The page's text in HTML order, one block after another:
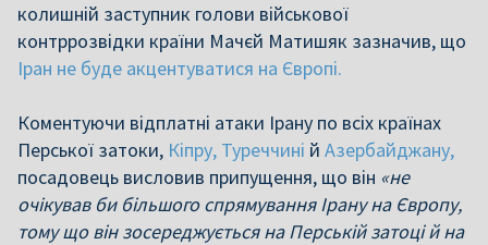
колишній заступник голови військової
контррозвідки країни Мачєй Матишяк зазначив, що
Іран не буде акцентуватися на Європі.
Коментуючи відплатні атаки Ірану по всіх країнах
Перської затоки, Кіпру, Туреччині й Азербайджану,
посадовець висловив припущення, що він «не
очікував би більшого спрямування Ірану на Європу,
тому що він зосереджується на Перській затоці й на